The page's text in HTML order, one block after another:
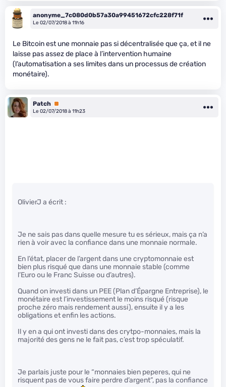
anonyme_7c080d0b57a30a99451672cfc228f71f
Le 02/07/2018 à 11h16
Le Bitcoin est une monnaie pas si décentralisée que ça, et il ne
laisse pas assez de place à l’intervention humaine
(l’automatisation a ses limites dans un processus de création
monétaire).
Patch Premium
Le 02/07/2018 à 11h23
OlivierJ a écrit :
Je ne sais pas dans quelle mesure tu es sérieux, mais ça n’a
rien à voir avec la confiance dans une monnaie normale.
En l’état, placer de l’argent dans une cryptomonnaie est
bien plus risqué que dans une monnaie stable (comme
l’Euro ou le Franc Suisse ou d’autres).
Quand on investi dans un PEE (Plan d’Épargne Entreprise), le
monétaire est l’investissement le moins risqué (risque
proche zéro mais rendement aussi), ensuite il y a les
obligations et enfin les actions.
Il y en a qui ont investi dans des crytpo-monnaies, mais la
majorité des gens ne le fait pas, c’est trop spéculatif.
Je parlais juste pour le “monnaies bien peperes, qui ne
risquent pas de vous faire perdre d’argent”, pas la confiance